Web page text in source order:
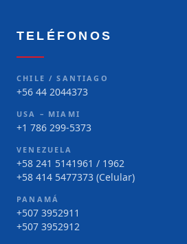
TELÉFONOS
CHILE / SANTIAGO
+56 44 2044373
USA – MIAMI
+1 786 299-5373
VENEZUELA
+58 241 5141961 / 1962
+58 414 5477373 (Celular)
PANAMÁ
+507 3952911
+507 3952912